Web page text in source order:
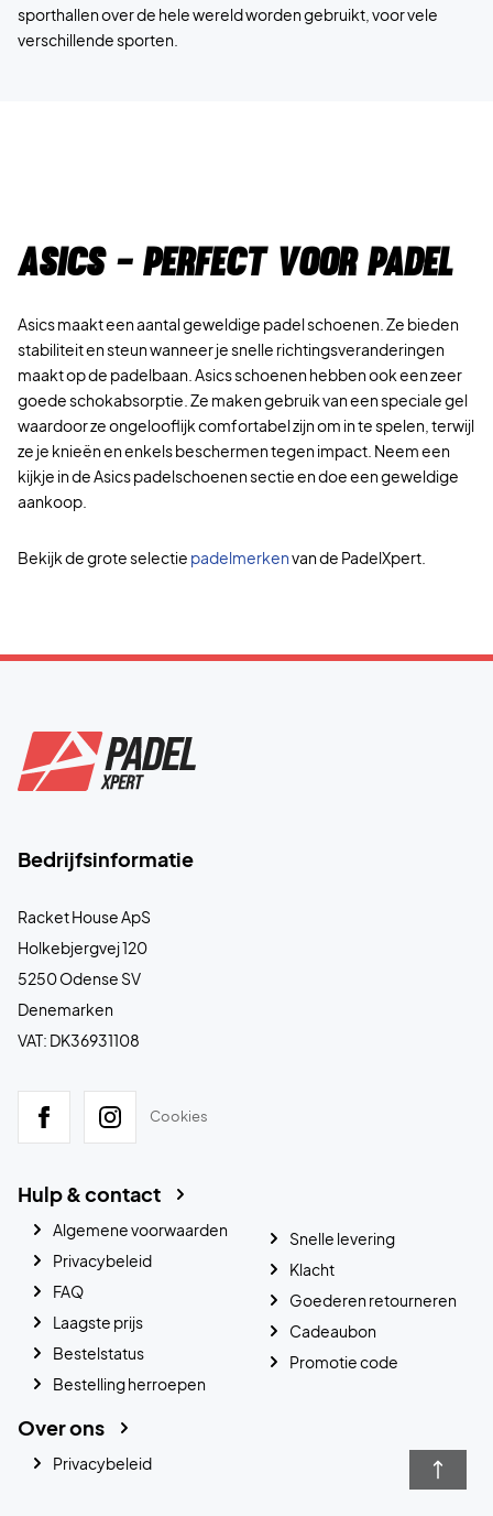
sporthallen over de hele wereld worden gebruikt, voor vele
verschillende sporten.
Asics - Perfect voor padel
Asics maakt een aantal geweldige padel schoenen. Ze bieden
stabiliteit en steun wanneer je snelle richtingsveranderingen
maakt op de padelbaan. Asics schoenen hebben ook een zeer
goede schokabsorptie. Ze maken gebruik van een speciale gel
waardoor ze ongelooflijk comfortabel zijn om in te spelen, terwijl
ze je knieën en enkels beschermen tegen impact. Neem een
kijkje in de Asics padelschoenen sectie en doe een geweldige
aankoop.
Bekijk de grote selectie padelmerkenvan de PadelXpert.
Bedrijfsinformatie
Racket House ApS
Holkebjergvej 120
5250 Odense SV
Denemarken
VAT: DK36931108
Cookies
Hulp & contact
Algemene voorwaarden
Privacybeleid
FAQ
Laagste prijs
Bestelstatus
Bestelling herroepen
Snelle levering
Klacht
Goederen retourneren
Cadeaubon
Promotie code
Over ons
Privacybeleid